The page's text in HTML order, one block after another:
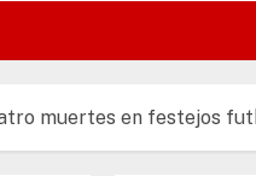
muertes en festejos